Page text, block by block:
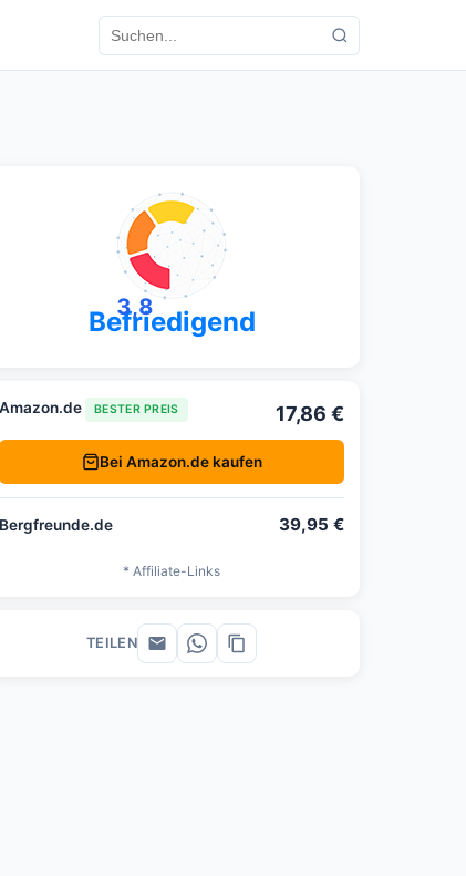
3,8
Befriedigend
Amazon.de BESTER PREIS 17,86 €
Bei Amazon.de kaufen
Bergfreunde.de 39,95 €
* Affiliate-Links
TEILEN